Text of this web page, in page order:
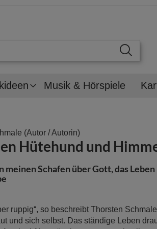
Musik & Hörspiele
(Autor / Autorin)
Hütehund und
meinen Schafen über Gott, das
ruppig“, so beschreibt Thorsten
und sich selbst. Das ständige Leben